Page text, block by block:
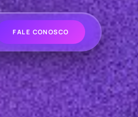
FALE CONOSCO